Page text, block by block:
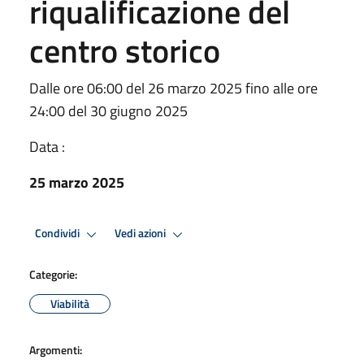
riqualificazione del
centro storico
Dalle ore 06:00 del 26 marzo 2025 fino alle ore
24:00 del 30 giugno 2025
Data :
25 marzo 2025
Condividi Vedi azioni
Categorie:
Viabilità
Argomenti: